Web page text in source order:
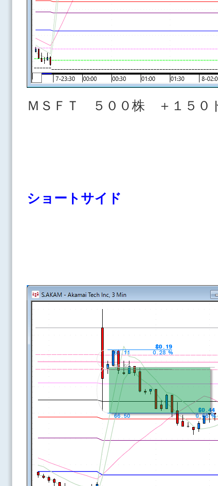
ＭＳＦＴ ５００株 ＋１５０
ショートサイド